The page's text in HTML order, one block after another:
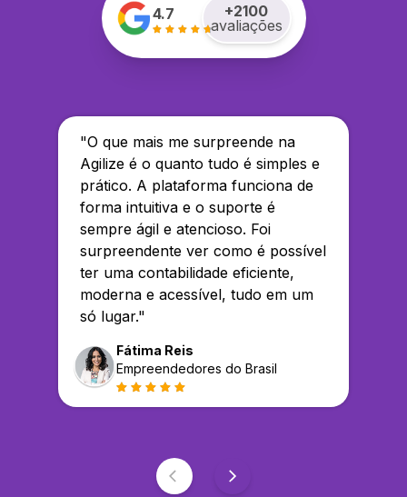
4.7 +2100
avaliações
"O que mais me surpreende na
Agilize é o quanto tudo é simples e
prático. A plataforma funciona de
forma intuitiva e o suporte é
sempre ágil e atencioso. Foi
surpreendente ver como é possível
ter uma contabilidade eficiente,
moderna e acessível, tudo em um
só lugar."
Fátima Reis
Empreendedores do Brasil